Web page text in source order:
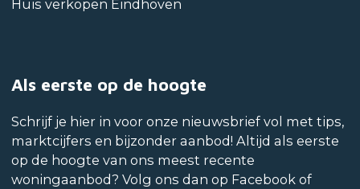
Huis verkopen Eindhoven
Als eerste op de hoogte
Schrijf je hier in voor onze nieuwsbrief vol met tips,
marktcijfers en bijzonder aanbod! Altijd als eerste
op de hoogte van ons meest recente
woningaanbod? Volg ons dan op Facebook of